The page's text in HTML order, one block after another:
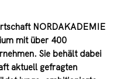
NORDAKADEMIE
mit über 400
Sie behält dabei
aktuell gefragten